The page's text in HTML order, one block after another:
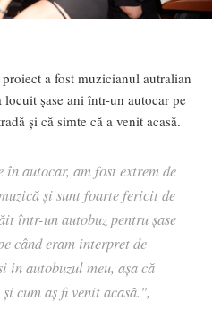
a fost muzicianul autralian
locuit șase ani într-un autocar pe
și că simte că a venit acasă.
autocar, am fost extrem de
și sunt foarte fericit de
într-un autobuz pentru șase
când eram interpret de
in autobuzul meu, așa că
cum aș fi venit acasă.",